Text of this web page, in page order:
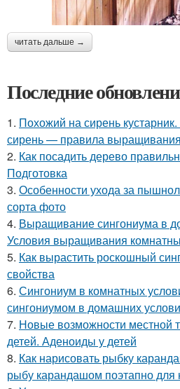
читать дальше →
Последние
1. Похожий на сирень
сирень — правила выращивания
2. Как посадить дерево
Подготовка
3. Особенности ухода за
сорта фото
4. Выращивание сингониума в
Условия выращивания
5. Как вырастить роскошный
свойства
6. Сингониум в комнатных
сингониумом в домашних
7. Новые возможности местной
детей. Аденоиды у детей
8. Как нарисовать рыбку
рыбу карандашом поэтапно